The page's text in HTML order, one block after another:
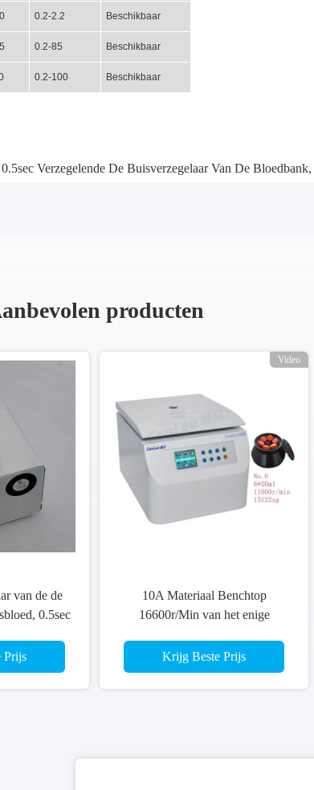
0.2-2.2 Beschikbaar
0.2-85 Beschikbaar
0.2-100 Beschikbaar
0.5sec Verzegelende De Buisverzegelaar Van De Bloedbank,
producten
van de de
0.5sec
van de
Prijs
Video
10A Materiaal Benchtop
16600r/Min van het enige
Laboratorium
Krijg Beste Prijs